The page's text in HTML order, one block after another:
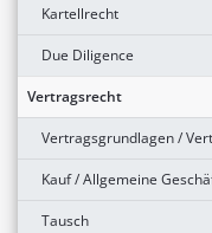
Kartellrecht
Due Diligence
Vertragsrecht
Vertragsgrundlagen /
Kauf / Allgemeine
Tausch